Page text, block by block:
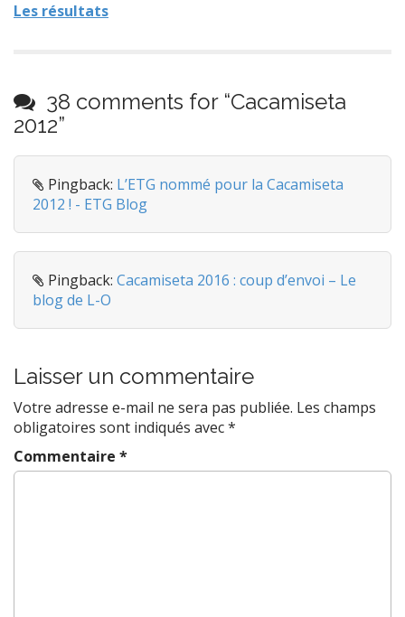
Les résultats
38 comments for “Cacamiseta
2012”
Pingback: L’ETG nommé pour la Cacamiseta
2012 ! - ETG Blog
Pingback: Cacamiseta 2016 : coup d’envoi – Le
blog de L-O
Laisser un commentaire
Votre adresse e-mail ne sera pas publiée. Les champs
obligatoires sont indiqués avec*
Commentaire *